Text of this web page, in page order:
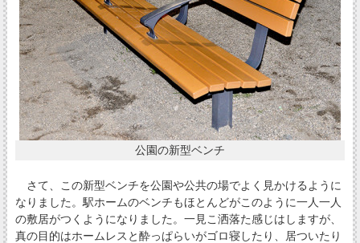
公園の新型ベンチ
さて、この新型ベンチを公園や公共の場でよく見かけるように
なりました。駅ホームのベンチもほとんどがこのように一人一人
の敷居がつくようになりました。一見こ洒落た感じはしますが、
真の目的はホームレスと酔っぱらいがゴロ寝したり、居ついたり